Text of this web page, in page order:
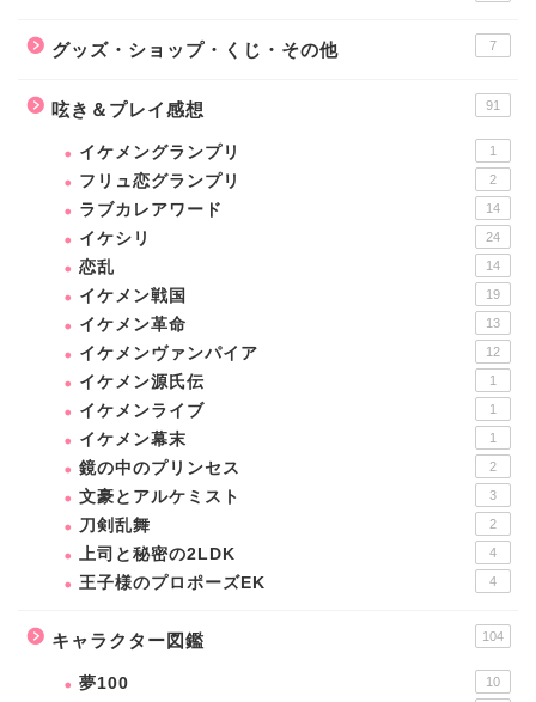
グッズ・ショップ・くじ・その他 7
呟き＆プレイ感想 91
イケメングランプリ 1
フリュ恋グランプリ 2
ラブカレアワード 14
イケシリ 24
恋乱 14
イケメン戦国 19
イケメン革命 13
イケメンヴァンパイア 12
イケメン源氏伝 1
イケメンライブ 1
イケメン幕末 1
鏡の中のプリンセス 2
文豪とアルケミスト 3
刀剣乱舞 2
上司と秘密の2LDK 4
王子様のプロポーズEK 4
キャラクター図鑑 104
夢100 10